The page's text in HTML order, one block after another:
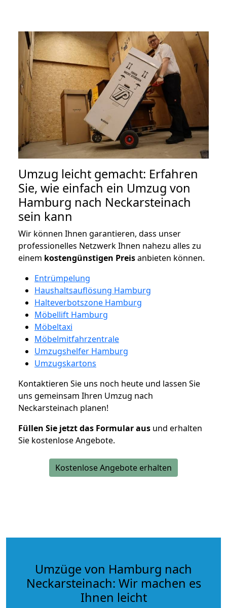
Umzug leicht gemacht: Erfahren
Sie, wie einfach ein Umzug von
Hamburg nach Neckarsteinach
sein kann
Wir können Ihnen garantieren, dass unser
professionelles Netzwerk Ihnen nahezu alles zu
einem kostengünstigen Preisanbieten können.
Entrümpelung
Haushaltsauflösung Hamburg
Halteverbotszone Hamburg
Möbellift Hamburg
Möbeltaxi
Möbelmitfahrzentrale
Umzugshelfer Hamburg
Umzugskartons
Kontaktieren Sie uns noch heute und lassen Sie
uns gemeinsam Ihren Umzug nach
Neckarsteinach planen!
Füllen Sie jetzt das Formular aus und erhalten
Sie kostenlose Angebote.
Kostenlose Angebote erhalten
Umzüge von Hamburg nach
Neckarsteinach: Wir machen es
Ihnen leicht